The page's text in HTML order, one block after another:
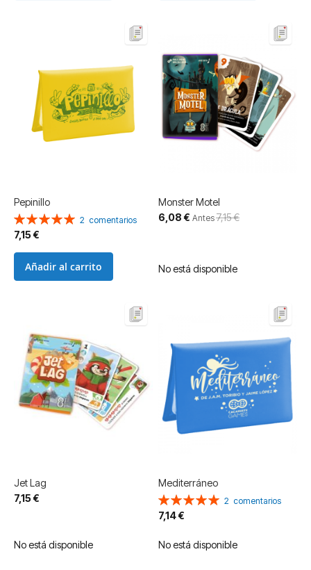
Pepinillo
Valoración:
100%
2 comentarios
7,15 €
Añadir al carrito
Monster Motel
Precio
especial
6,08 € Antes7,15 €
No está disponible
Jet Lag
7,15 €
No está disponible
Mediterráneo
Valoración:
100%
2 comentarios
7,14 €
No está disponible